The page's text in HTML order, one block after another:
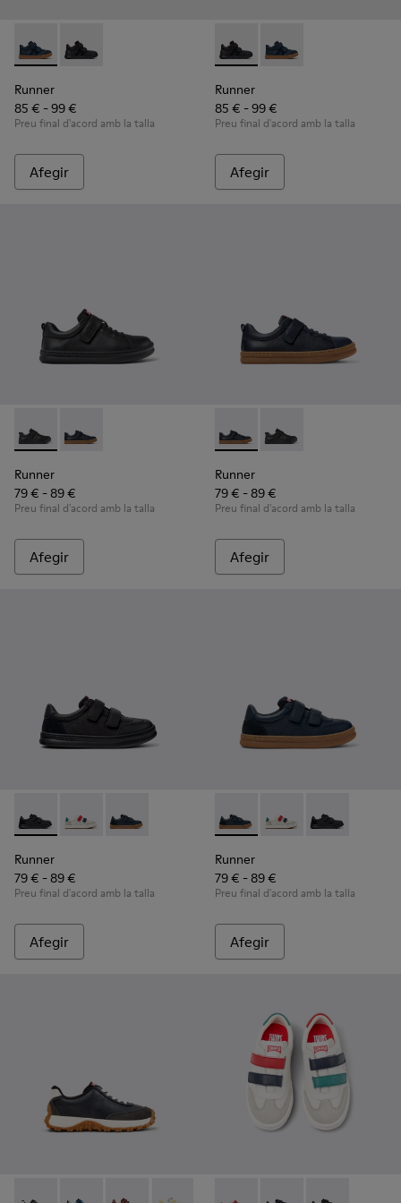
Runner - K900384-001 - Sabatilles esportives de pell i
Runner - K900384-002 - Sabatilles esportives
Runner
85 € - 99 €
Preu final d'acord amb la talla
Afegir
Runner - K900384-002 -
Runner - K900384-
Runner
85 € - 99 €
Preu final d'acord amb la talla
Afegir
Runner - K800319-001 - Sabatilles negres de pell i teixit per
Runner - K800319-006 - Sabatilles esportives
Runner
79 € - 89 €
Preu final d'acord amb la talla
Afegir
Runner - K800319-006 -
Runner - K800319-
Runner
79 € - 89 €
Preu final d'acord amb la talla
Afegir
Runner - K800652-001 - Sabatilles negres de pell i nubuc
Runner - K800652-007 - Sabatilles per a infants de
Runner - K800652-003 - Sabatilles
Runner
79 € - 89 €
Preu final d'acord amb la talla
Afegir
Runner - K800652-003 -
Runner - K800652-
Runner -
Runner
79 € - 89 €
Preu final d'acord amb la talla
Afegir